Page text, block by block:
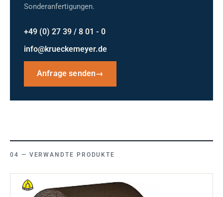
Sonderanfertigungen.
+49 (0) 27 39 / 8 01 - 0
info@krueckemeyer.de
Anfrage senden→
VERWANDTE PRODUKTE